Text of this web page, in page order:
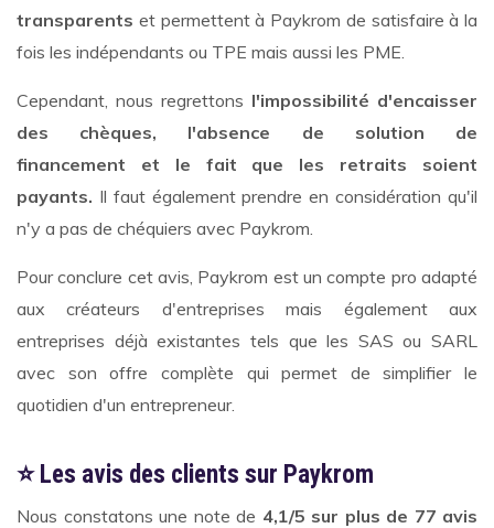
transparents et permettent à Paykrom de satisfaire à la
fois les indépendants ou TPE mais aussi les PME.
Cependant, nous regrettons l'impossibilité d'encaisser
des chèques, l'absence de solution de
financement et le fait que les retraits soient
payants. Il faut également prendre en considération qu'il
n'y a pas de chéquiers avec Paykrom.
Pour conclure cet avis, Paykrom est un compte pro adapté
aux créateurs d'entreprises mais également aux
entreprises déjà existantes tels que les SAS ou SARL
avec son offre complète qui permet de simplifier le
quotidien d'un entrepreneur.
⭐ Les avis des clients sur Paykrom
Nous constatons une note de 4,1/5 sur plus de 77 avis